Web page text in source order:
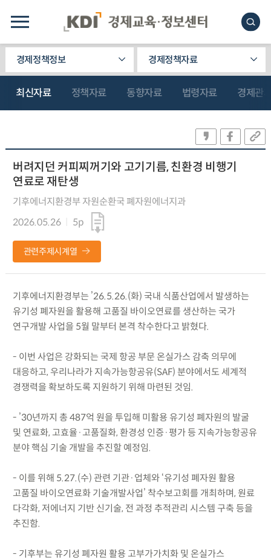
경제정책정보 경제정책자료
최신자료 정책자료 동향자료 법령자료 경제관
버려지던 커피찌꺼기와 고기기름, 친환경 비행기
연료로 재탄생
기후에너지환경부 자원순환국 폐자원에너지과
2026.05.26
5p
관련주제시계열
기후에너지환경부는 ’26.5.26.(화) 국내 식품산업에서 발생하는
유기성 폐자원을 활용해 고품질 바이오연료를 생산하는 국가
연구개발 사업을 5월 말부터 본격 착수한다고 밝혔다.
- 이번 사업은 강화되는 국제 항공 부문 온실가스 감축 의무에
대응하고, 우리나라가 지속가능항공유(SAF) 분야에서도 세계적
경쟁력을 확보하도록 지원하기 위해 마련된 것임.
- ’30년까지 총 487억 원을 투입해 미활용 유기성 폐자원의 발굴
및 연료화, 고효율·고품질화, 환경성 인증·평가 등 지속가능항공유
분야 핵심 기술 개발을 추진할 예정임.
- 이를 위해 5.27.(수) 관련 기관·업체와 ‘유기성 폐자원 활용
고품질 바이오연료화 기술개발사업’ 착수보고회를 개최하며, 원료
다각화, 저에너지 기반 신기술, 전 과정 추적관리 시스템 구축 등을
추진함.
- 기후부는 유기성 폐자원 활용 고부가가치화 및 온실가스